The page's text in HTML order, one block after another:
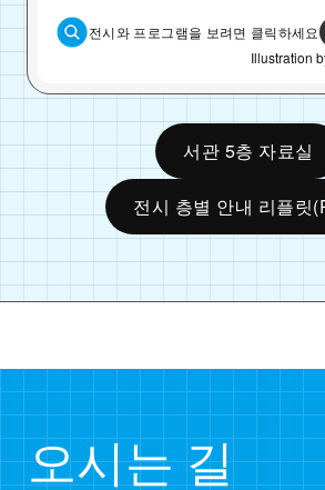
전시와 프로그램을 보려면 클릭하세요
Illustration
서관 5층 자료실
전시 층별 안내 리플릿
오시는 길